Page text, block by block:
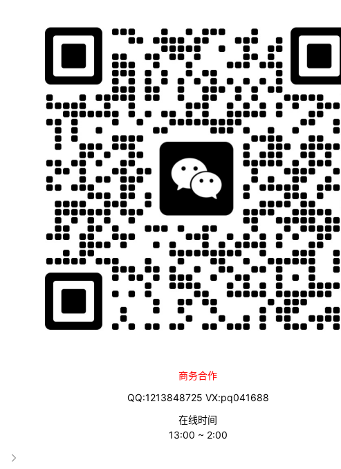
Tags：森柯国际货运
排序 最新 点击
广告合作
本站中以下广告位仅承接与跨境相关广告内
容，其他类型推广可选择...
营销指南 2024-08-06
商务合作
QQ:1213848725 VX:pq041688
在线时间
13:00 ~ 2:00